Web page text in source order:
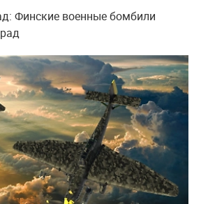
Финские военные бомбили